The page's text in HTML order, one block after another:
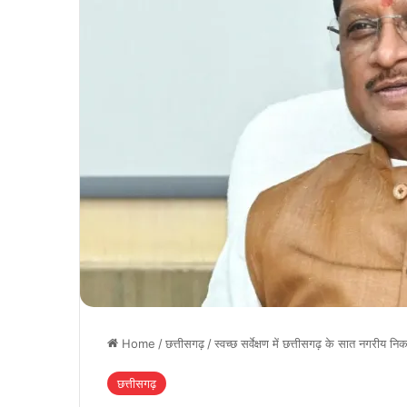
Home /छत्तीसगढ़ /स्वच्छ सर्वेक्षण में छत्तीसगढ़ के सात नगरीय
छत्तीसगढ़